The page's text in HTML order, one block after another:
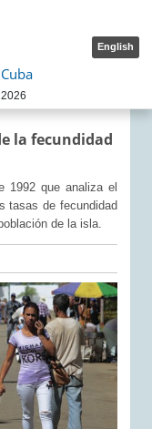
English
la fecundidad
1992 que analiza el
tasas de fecundidad
de la isla.